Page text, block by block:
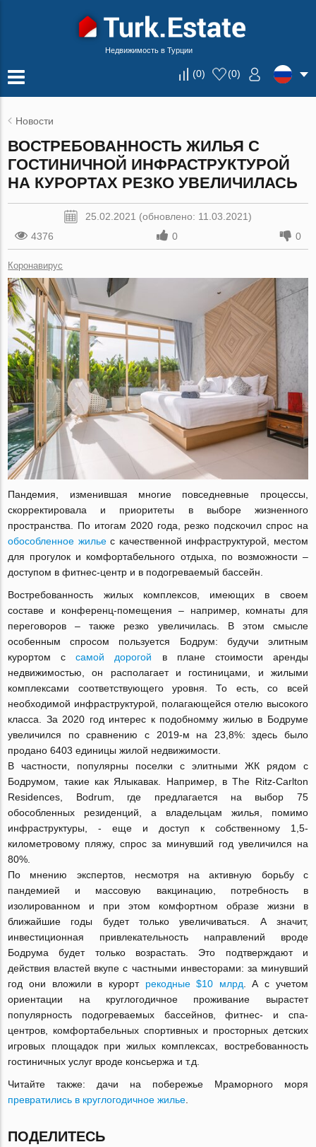
Недвижимость в Турции
(0) (0)
Новости
ВОСТРЕБОВАННОСТЬ ЖИЛЬЯ С
ГОСТИНИЧНОЙ ИНФРАСТРУКТУРОЙ
НА КУРОРТАХ РЕЗКО УВЕЛИЧИЛАСЬ
25.02.2021 (обновлено: 11.03.2021)
4376
0 0
Коронавирус
Пандемия, изменившая многие повседневные процессы,
скорректировала и приоритеты в выборе жизненного
пространства. По итогам 2020 года, резко подскочил спрос на
обособленное жильес качественной инфраструктурой, местом
для прогулок и комфортабельного отдыха, по возможности –
доступом в фитнес-центр и в подогреваемый бассейн.
Востребованность жилых комплексов, имеющих в своем
составе и конференц-помещения – например, комнаты для
переговоров – также резко увеличилась. В этом смысле
особенным спросом пользуется Бодрум: будучи элитным
курортом ссамой дорогой в плане стоимости аренды
недвижимостью, он располагает и гостиницами, и жилыми
комплексами соответствующего уровня. То есть, со всей
необходимой инфраструктурой, полагающейся отелю высокого
класса. За 2020 год интерес к подобномму жилью в Бодруме
увеличился по сравнению с 2019-м на 23,8%: здесь было
продано 6403 единицы жилой недвижимости.
В частности, популярны поселки с элитными ЖК рядом с
Бодрумом, такие как Ялыкавак. Например, в The Ritz-Carlton
Residences, Bodrum, где предлагается на выбор 75
обособленных резиденций, а владельцам жилья, помимо
инфраструктуры, - еще и доступ к собственному 1,5-
километровому пляжу, спрос за минувший год увеличился на
80%.
По мнению экспертов, несмотря на активную борьбу с
пандемией и массовую вакцинацию, потребность в
изолированном и при этом комфортном образе жизни в
ближайшие годы будет только увеличиваться. А значит,
инвестиционная привлекательность направлений вроде
Бодрума будет только возрастать. Это подтверждают и
действия властей вкупе с частными инвесторами: за минувший
год они вложили в курорт рекодные $10 млрд . А с учетом
ориентации на круглогодичное проживание вырастет
популярность подогреваемых бассейнов, фитнес- и спа-
центров, комфортабельных спортивных и просторных детских
игровых площадок при жилых комплексах, востребованность
гостиничных услуг вроде консьержа и т.д.
Читайте также: дачи на побережье Мраморного моря
превратились в круглогодичное жилье
ПОДЕЛИТЕСЬ